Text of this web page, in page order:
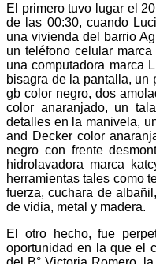
El primero tuvo lugar el
de las 00:30, cuando
una vivienda del barrio
un teléfono celular
una computadora marca
bisagra de la pantalla, un
gb color negro, dos
color anaranjado, un
detalles en la manivela,
and Decker color
negro con frente
hidrolavadora marca
herramientas tales como
fuerza, cuchara de
de vidia, metal y madera.
El otro hecho, fue
oportunidad en la que el